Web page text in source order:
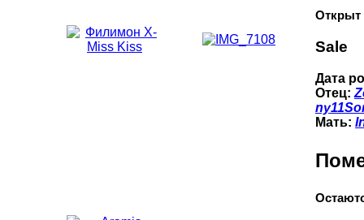
Открыт
Sale
Дата
Отец:
ny11
Мать: